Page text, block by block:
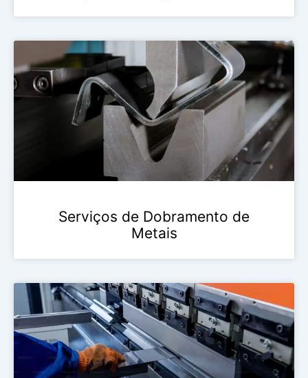
Serviços de Dobramento de
Metais